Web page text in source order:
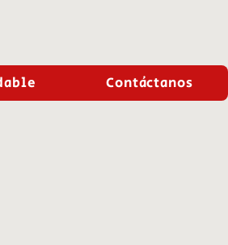
Contáctanos